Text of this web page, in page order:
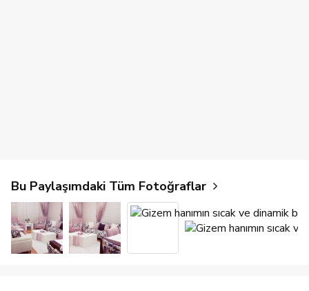
Bu Paylaşımdaki Tüm Fotoğraflar